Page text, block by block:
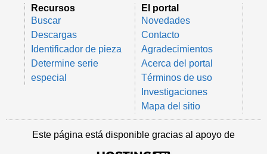
Recursos
Buscar
Descargas
Identificador de pieza
Determine serie
especial
El portal
Novedades
Contacto
Agradecimientos
Acerca del portal
Términos de uso
Investigaciones
Mapa del sitio
Este página está disponible gracias al apoyo de